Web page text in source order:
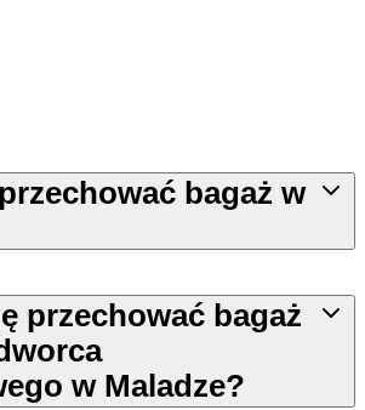
bagaż w
przechować bagaż
w Maladze?